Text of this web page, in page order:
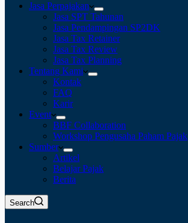
Jasa Perpajakan
Jasa SPT Tahunan
Jasa Pendampingan SP2DK
Jasa Tax Retainer
Jasa Tax Review
Jasa Tax Planning
Tentang Kami
Kontak
FAQ
Karir
Event
BBF Collaboration
Workshop Pengusaha Paham Pajak
Sumber
Artikel
Belajar Pajak
Berita
Search